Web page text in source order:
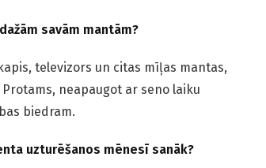
savām mantām?
televizors un citas mīļas mantas,
neapaugot ar seno laiku
biedram.
uzturēšanos mēnesī sanāk?